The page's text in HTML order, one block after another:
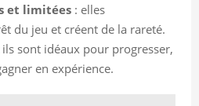
et limitées : elles
du jeu et créent de la rareté.
ils sont idéaux pour progresser,
en expérience.